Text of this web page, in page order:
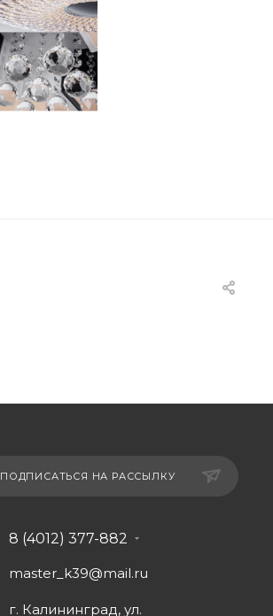
ПОДПИСАТЬСЯ НА РАССЫЛКУ
8 (4012) 377-882
master_k39@mail.ru
г. Калининград, ул.